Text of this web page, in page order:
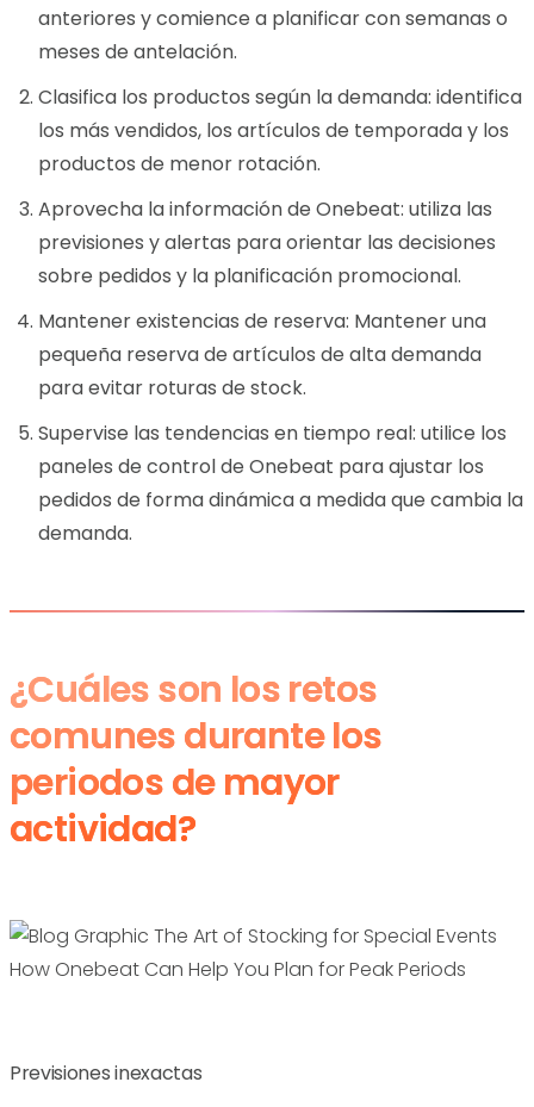
anteriores y comience a planificar con semanas o
meses de antelación.
Clasifica los productos según la demanda: identifica
los más vendidos, los artículos de temporada y los
productos de menor rotación.
Aprovecha la información de Onebeat: utiliza las
previsiones y alertas para orientar las decisiones
sobre pedidos y la planificación promocional.
Mantener existencias de reserva: Mantener una
pequeña reserva de artículos de alta demanda
para evitar roturas de stock.
Supervise las tendencias en tiempo real: utilice los
paneles de control de Onebeat para ajustar los
pedidos de forma dinámica a medida que cambia la
demanda.
¿Cuáles son los retos
comunes durante los
periodos de mayor
actividad?
Previsiones inexactas